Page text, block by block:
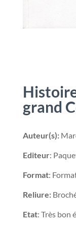
grand
Auteur(s):
Editeur:
Format:
Reliure:
Etat: Très bon